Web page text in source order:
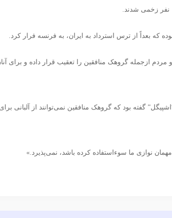
که بعداً از ترس استرداد به ایران، به فرنسه فرار کرد.
ازجمله گروهک منافقین را تعقیب قرار داده و برای
گفته بود که گروهک منافقین نمی‌توانند از آلبانی
نوازی ما سوء‌استفاده کرده باشد، نمی‌پذیرد.»